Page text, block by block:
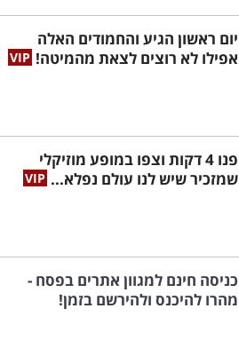
יום ראשון הגיע והחמודים האלה
אפילו לא רוצים לצאת מהמיטה!
פנו 4 דקות וצפו במופע מוזיקלי
שמזכיר שיש לנו עולם נפלא...
כניסה חינם למגוון אתרים בפסח -
מהרו להיכנס ולהירשם בזמן!